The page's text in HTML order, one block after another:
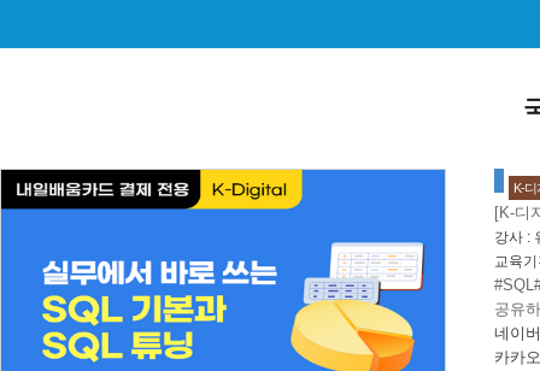
K-
[K-디
강사 :
교육
#SQL
공유
네이
카카